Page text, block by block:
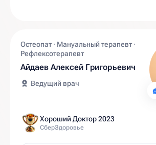
Остеопат · Мануальный терапевт ·
Рефлексотерапевт
Айдаев Алексей Григорьевич
Ведущий врач
Хороший Доктор 2023
СберЗдоровье